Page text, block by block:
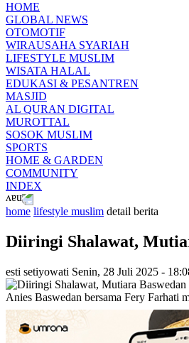
HOME
GLOBAL NEWS
OTOMOTIF
WIRAUSAHA SYARIAH
LIFESTYLE MUSLIM
WISATA HALAL
EDUKASI & PESANTREN
MASJID
AL QURAN DIGITAL
MUROTTAL
SOSOK MUSLIM
SPORTS
HOME & GARDEN
COMMUNITY
INDEX
home lifestyle muslim detail berita
Diiringi Shalawat,
esti setiyowati Senin, 28 Juli 2025 -
Anies Baswedan bersama Fery Farhati